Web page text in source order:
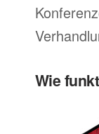
Wie